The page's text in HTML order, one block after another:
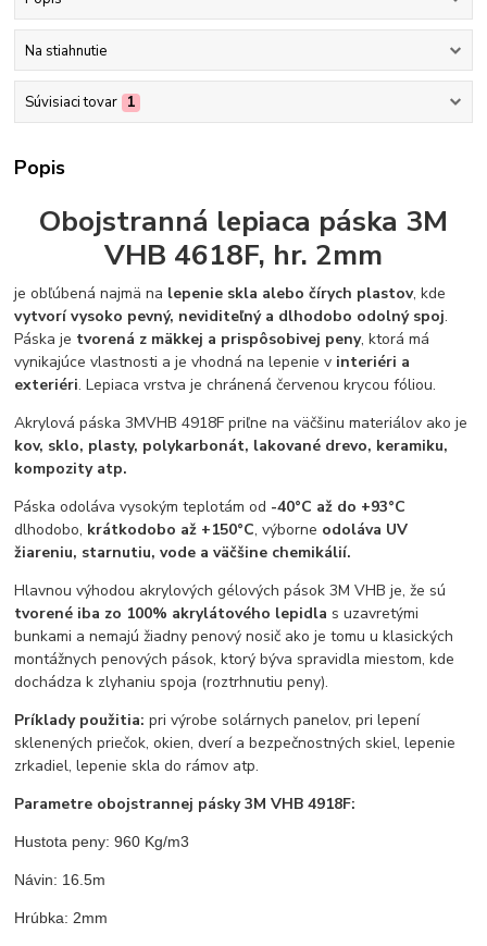
Na stiahnutie
Súvisiaci tovar 1
Popis
Obojstranná lepiaca páska 3M
VHB 4618F, hr. 2mm
je obľúbená najmä na lepenie skla alebo čírych plastov, kde
vytvorí vysoko pevný, neviditeľný a dlhodobo odolný spoj.
Páska je tvorená z mäkkej a prispôsobivej peny, ktorá má
vynikajúce vlastnosti a je vhodná na lepenie v interiéri a
exteriéri. Lepiaca vrstva je chránená červenou krycou fóliou.
Akrylová páska 3MVHB 4918F priľne na väčšinu materiálov ako je
kov, sklo, plasty, polykarbonát, lakované drevo, keramiku,
kompozity atp.
Páska odoláva vysokým teplotám od -40°C až do +93°C
dlhodobo, krátkodobo až +150°C, výborne odoláva UV
žiareniu, starnutiu, vode a väčšine chemikálií.
Hlavnou výhodou akrylových gélových pások 3M VHB je, že sú
tvorené iba zo 100% akrylátového lepidla s uzavretými
bunkami a nemajú žiadny penový nosič ako je tomu u klasických
montážnych penových pások, ktorý býva spravidla miestom, kde
dochádza k zlyhaniu spoja (roztrhnutiu peny).
Príklady použitia: pri výrobe solárnych panelov, pri lepení
sklenených priečok, okien, dverí a bezpečnostných skiel, lepenie
zrkadiel, lepenie skla do rámov atp.
Parametre obojstrannej pásky 3M VHB 4918F:
Hustota peny: 960 Kg/m3
Návin: 16.5m
Hrúbka: 2mm